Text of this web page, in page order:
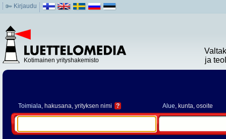
Kirjaudu
Kotimainen yrityshakemisto
ja
Toimiala, hakusana, yrityksen nimi ? Alue, kunta, osoite